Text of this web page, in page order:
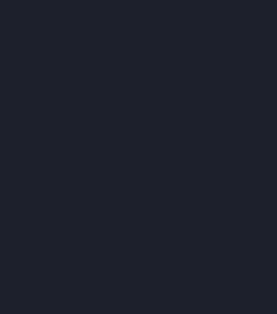
при получении,
для Юр.Лица